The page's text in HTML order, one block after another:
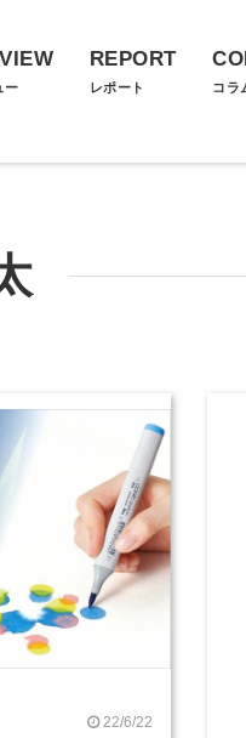
ー
REPORT
レポート コラ
22/6/22